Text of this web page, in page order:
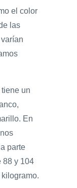
el color
las
un
En
parte
88 y 104